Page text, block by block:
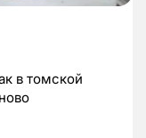
в томской